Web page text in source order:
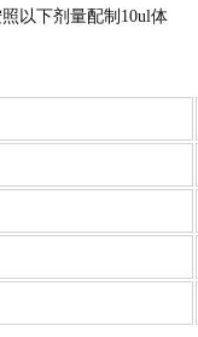
以下剂量配制10ul体